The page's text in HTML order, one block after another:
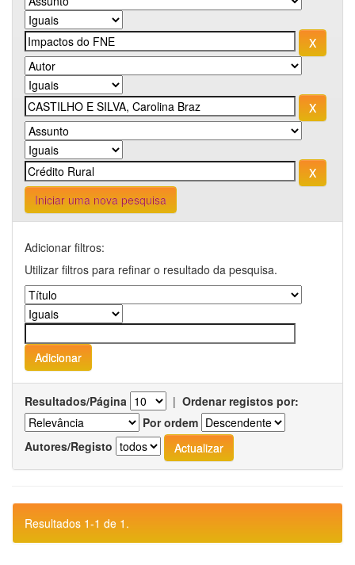
Iniciar uma nova pesquisa
Adicionar filtros:
Utilizar filtros para refinar o resultado da pesquisa.
Resultados/Página | Ordenar registos por:
Por ordem
Autores/Registo
Resultados 1-1 de 1.